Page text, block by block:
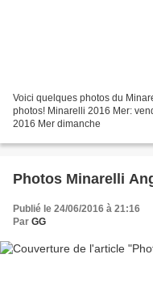
Voici quelques photos du
photos! Minarelli 2016 Mer:
2016 Mer dimanche
Photos Minarelli
Publié le 24/06/2016 à 21:16
Par GG